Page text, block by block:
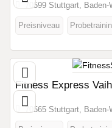
70599 Stuttgart, Baden-
Preisniveau
Fitness Express
70565 Stuttgart, Baden-